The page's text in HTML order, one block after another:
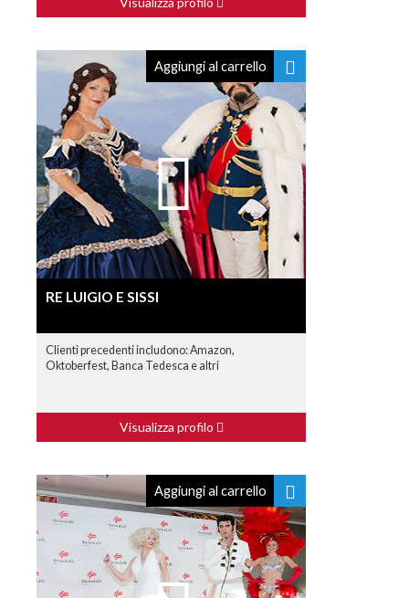
Aggiungi al carrello
RE LUIGIO E SISSI
Clienti precedenti includono: Amazon,
Oktoberfest, Banca Tedesca e altri
Visualizza profilo
Aggiungi al carrello